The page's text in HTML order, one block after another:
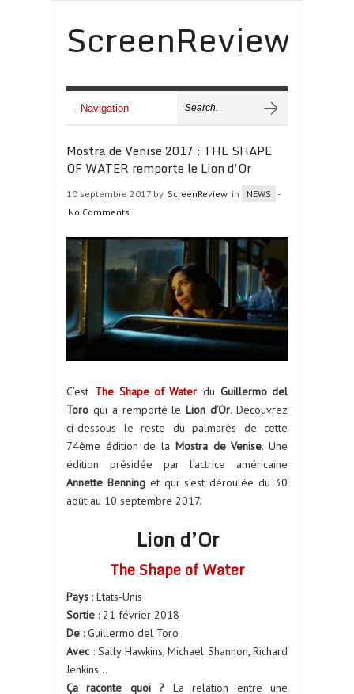
ScreenReview
Mostra de Venise 2017 : THE SHAPE
OF WATER remporte le Lion d’Or
10 septembre 2017 by ScreenReview in NEWS -
No Comments
C’est The Shape of Water du Guillermo del
Toro qui a remporté leLion d’Or. Découvrez
ci-dessous le reste du palmarès de cette
74ème édition de la Mostra de Venise. Une
édition présidée par l’actrice américaine
Annette Benning et qui s’est déroulée du 30
août au 10 septembre 2017.
Lion d’Or
The Shape of Water
Pays : Etats-Unis
Sortie : 21 février 2018
De : Guillermo del Toro
Avec: Sally Hawkins, Michael Shannon, Richard
Jenkins…
Ça raconte quoi ? La relation entre une